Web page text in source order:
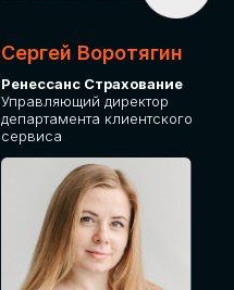
Сергей Воротягин
Ренессанс Страхование
Управляющий директор
департамента клиентского
сервиса